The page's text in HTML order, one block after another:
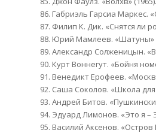
86. Габриэль Гарсиа Маркес.
87. Филип К. Дик. «Снятся ли
88. Юрий Мамлеев. «Шатуны»
89. Александр Солженицын.
90. Курт Воннегут. «Бойня
91. Венедикт Ерофеев.
92. Саша Соколов. «Школа для
93. Андрей Битов.
94. Эдуард Лимонов. «Это я –
95. Василий Аксенов. «Остров